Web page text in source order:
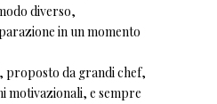
diverso,
in un momento
proposto da grandi chef,
motivazionali, e sempre